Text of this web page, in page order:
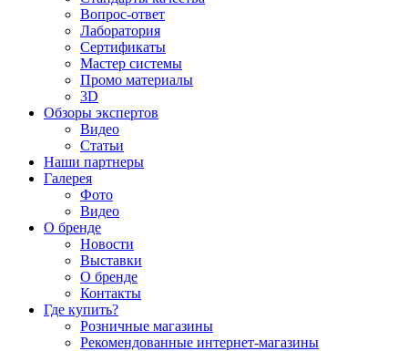
Вопрос-ответ
Лаборатория
Сертификаты
Мастер системы
Промо материалы
3D
Обзоры экспертов
Видео
Статьи
Наши партнеры
Галерея
Фото
Видео
О бренде
Новости
Выставки
О бренде
Контакты
Где купить?
Розничные магазины
Рекомендованные интернет-магазины